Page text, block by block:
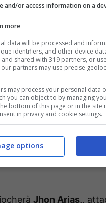
quanto riguarda
Dimarco a
sta meglio del
di palloni in
ha servito assist.
porta e calciare,
alla sua
visto nel corso
Jhon Arias,,
and/or access information on a
more
data will be processed and
identifiers, and other device
and shared with 319 partners, or
our partners may use precise
may process your personal data
you can object to by managing
bottom of this page or in the site
in privacy and cookie settings.
options